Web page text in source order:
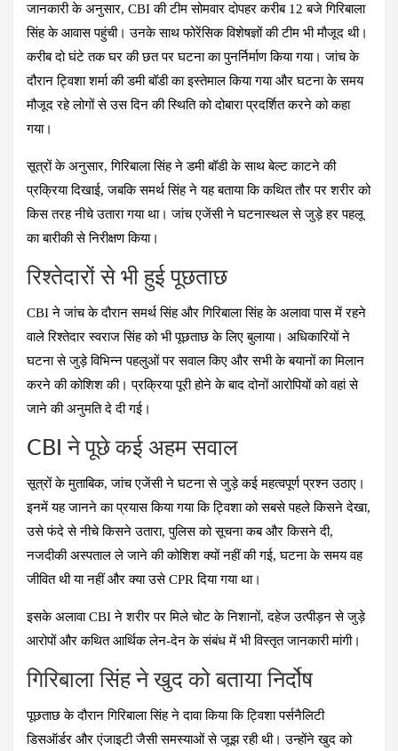
जानकारी के अनुसार, CBI की टीम सोमवार दोपहर करीब 12 बजे गिरिबाला
सिंह के आवास पहुंची। उनके साथ फोरेंसिक विशेषज्ञों की टीम भी मौजूद थी।
करीब दो घंटे तक घर की छत पर घटना का पुनर्निर्माण किया गया। जांच के
दौरान ट्विशा शर्मा की डमी बॉडी का इस्तेमाल किया गया और घटना के समय
मौजूद रहे लोगों से उस दिन की स्थिति को दोबारा प्रदर्शित करने को कहा
गया।
सूत्रों के अनुसार, गिरिबाला सिंह ने डमी बॉडी के साथ बेल्ट काटने की
प्रक्रिया दिखाई, जबकि समर्थ सिंह ने यह बताया कि कथित तौर पर शरीर को
किस तरह नीचे उतारा गया था। जांच एजेंसी ने घटनास्थल से जुड़े हर पहलू
का बारीकी से निरीक्षण किया।
रिश्तेदारों से भी हुई पूछताछ
CBI ने जांच के दौरान समर्थ सिंह और गिरिबाला सिंह के अलावा पास में रहने
वाले रिश्तेदार स्वराज सिंह को भी पूछताछ के लिए बुलाया। अधिकारियों ने
घटना से जुड़े विभिन्न पहलुओं पर सवाल किए और सभी के बयानों का मिलान
करने की कोशिश की। प्रक्रिया पूरी होने के बाद दोनों आरोपियों को वहां से
जाने की अनुमति दे दी गई।
CBI ने पूछे कई अहम सवाल
सूत्रों के मुताबिक, जांच एजेंसी ने घटना से जुड़े कई महत्वपूर्ण प्रश्न उठाए।
इनमें यह जानने का प्रयास किया गया कि ट्विशा को सबसे पहले किसने देखा,
उसे फंदे से नीचे किसने उतारा, पुलिस को सूचना कब और किसने दी,
नजदीकी अस्पताल ले जाने की कोशिश क्यों नहीं की गई, घटना के समय वह
जीवित थी या नहीं और क्या उसे CPR दिया गया था।
इसके अलावा CBI ने शरीर पर मिले चोट के निशानों, दहेज उत्पीड़न से जुड़े
आरोपों और कथित आर्थिक लेन-देन के संबंध में भी विस्तृत जानकारी मांगी।
गिरिबाला सिंह ने खुद को बताया निर्दोष
पूछताछ के दौरान गिरिबाला सिंह ने दावा किया कि ट्विशा पर्सनैलिटी
डिसऑर्डर और एंजाइटी जैसी समस्याओं से जूझ रही थी। उन्होंने खुद को